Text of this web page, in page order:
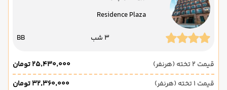
Residence Plaza
3 شب BB
قیمت 2 تخته (هرنفر)
۲۵٬۴۳۰٬۰۰۰ تومان
قیمت 1 تخته (هرنفر)
۳۲٬۳۶۰٬۰۰۰ تومان